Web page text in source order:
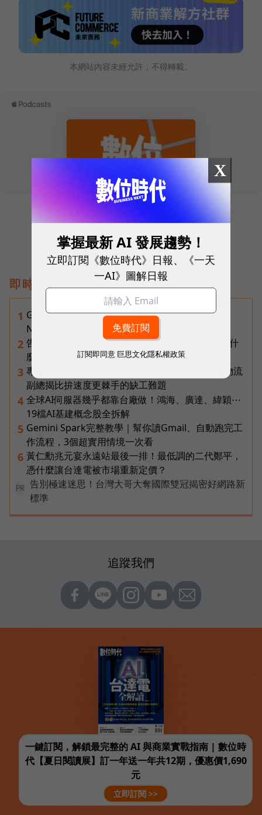
本網站內容未經允許，不得轉載。
即時熱門文章
1 Gemini完整教學地圖！37篇實測整理，
Notebooks、Spark、提示詞架構全打包
2 告別「極速迷思」！Opensignal 國際評比揭密：什
麼才是 5G 時代的好網路？
3 專訪｜進貨沒變快，momo為何仍導入機器人？物流
副總揭比拚速度更棘手的缺工難題
4 全球AI伺服器幾乎都靠台廠做！鴻海、廣達、緯穎⋯
19檔AI基建概念股全拆解
5 Gemini Spark完整教學｜幫你讀Gmail、自動跑完工
作流程，3個超實用情境一次看
6 黃仁勳兆元宴永遠站最後一排！最低調的二代鄭平，
憑什麼讓台達電被市場重新定價？
PR
告別極速迷思！台灣大哥大奪國際雙冠揭密好網路新
標準
追蹤我們
一鍵訂閱，解鎖最完整的 AI 與商業實戰指南 | 數位時
代【夏日閱讀展】訂一年送一年共12期，優惠價1,690
元
立即訂閱 >>
X
掌握最新 AI 發展趨勢！
立即訂閱《數位時代》日報、《一天
一AI》圖解日報
訂閱即同意 巨思文化隱私權政策